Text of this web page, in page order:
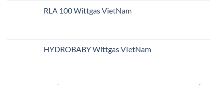
RLA 100 Wittgas VietNam
HYDROBABY Wittgas VIetNam